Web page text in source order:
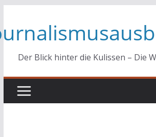
springen
Der Blick hinter die Kulissen – Die